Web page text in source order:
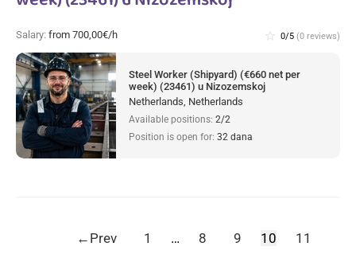
Salary: from 700,00€/h star_border 0/5 (0 reviews)
Steel Worker (Shipyard) (€660 net per
week) (23461) u Nizozemskoj
Netherlands, Netherlands
Available positions: 2/2
Position is open for: 32 dana
← Prev 1 … 8 9 10 11